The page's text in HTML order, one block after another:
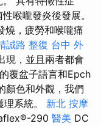
喉嚨發炎後發展。
燒，疲勞和喉嚨痛
誠路 整復 台中 外
現，並且兩者都會
覆盆子語言和Epch
顏色和外觀，我們
系統。 新北 按摩
290 醫美 DC